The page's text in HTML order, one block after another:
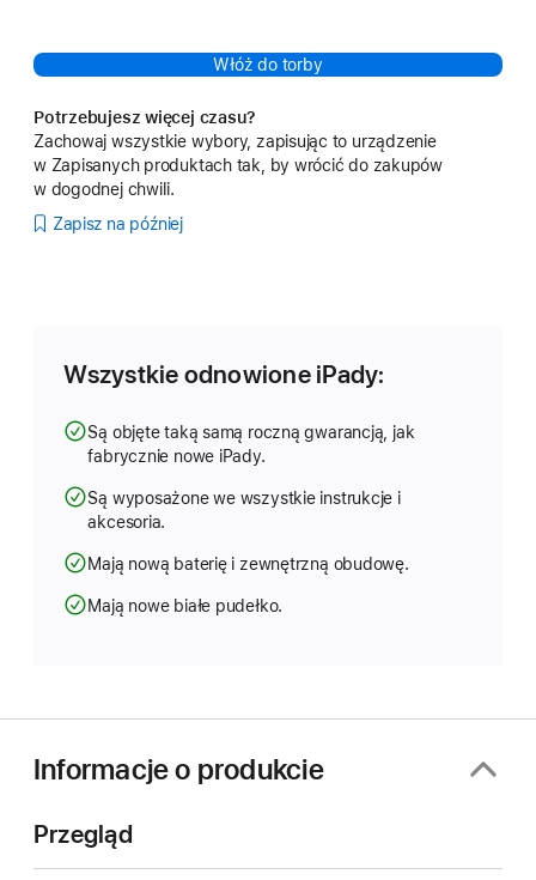
Włóż do torby
Potrzebujesz więcej czasu?
Zachowaj wszystkie wybory, zapisując to urządzenie
w Zapisanych produktach tak, by wrócić do zakupów
w dogodnej chwili.
Zapisz na później
Wszystkie odnowione iPady:
Są objęte taką samą roczną gwarancją, jak
fabrycznie nowe iPady.
Są wyposażone we wszystkie instrukcje i
akcesoria.
Mają nową baterię i zewnętrzną obudowę.
Mają nowe białe pudełko.
Informacje o produkcie
Przegląd